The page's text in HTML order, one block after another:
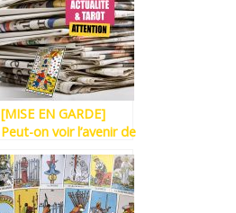
[MISE EN GARDE]
Peut-on voir l’avenir de